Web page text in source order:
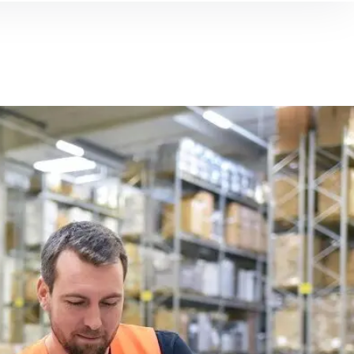
IJsselstein
Leiden
Rotterdam
Roemenië